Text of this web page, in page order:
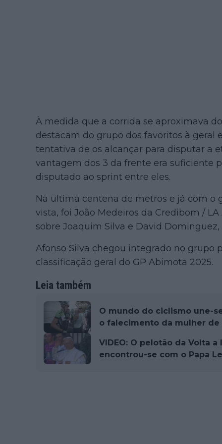
À medida que a corrida se aproximava
destacam do grupo dos favoritos à geral
tentativa de os alcançar para disputar a
vantagem dos 3 da frente era suficiente
disputado ao sprint entre eles.
Na ultima centena de metros e já com o
vista, foi João Medeiros da Credibom /
sobre Joaquim Silva e David
Afonso Silva chegou integrado no grupo
classificação geral do GP Abimota 2025.
Leia também
O mundo do ciclismo une-
o falecimento da mulher de
VIDEO: O pelotão da Volta
encontrou-se com o Papa